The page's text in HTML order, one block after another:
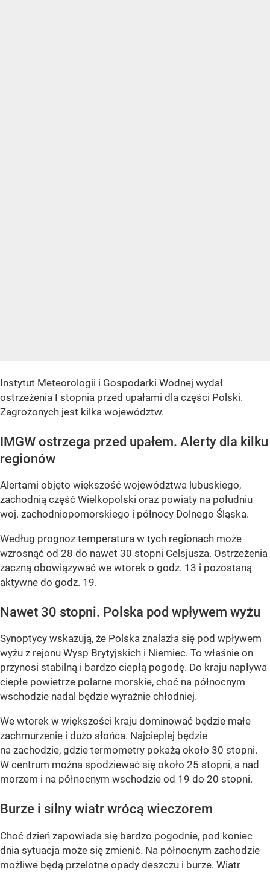
Instytut Meteorologii i Gospodarki Wodnej wydał
ostrzeżenia I stopnia przed upałami dla części Polski.
Zagrożonych jest kilka województw.
IMGW ostrzega przed upałem. Alerty dla kilku
regionów
Alertami objęto większość województwa lubuskiego,
zachodnią część Wielkopolski oraz powiaty na południu
woj. zachodniopomorskiego i północy Dolnego Śląska.
Według prognoz temperatura w tych regionach może
wzrosnąć od 28 do nawet 30 stopni Celsjusza. Ostrzeżenia
zaczną obowiązywać we wtorek o godz. 13 i pozostaną
aktywne do godz. 19.
Nawet 30 stopni. Polska pod wpływem wyżu
Synoptycy wskazują, że Polska znalazła się pod wpływem
wyżu z rejonu Wysp Brytyjskich i Niemiec. To właśnie on
przynosi stabilną i bardzo ciepłą pogodę. Do kraju napływa
ciepłe powietrze polarne morskie, choć na północnym
wschodzie nadal będzie wyraźnie chłodniej.
We wtorek w większości kraju dominować będzie małe
zachmurzenie i dużo słońca. Najcieplej będzie
na zachodzie, gdzie termometry pokażą około 30 stopni.
W centrum można spodziewać się około 25 stopni, a nad
morzem i na północnym wschodzie od 19 do 20 stopni.
Burze i silny wiatr wrócą wieczorem
Choć dzień zapowiada się bardzo pogodnie, pod koniec
dnia sytuacja może się zmienić. Na północnym zachodzie
możliwe będą przelotne opady deszczu i burze. Wiatr